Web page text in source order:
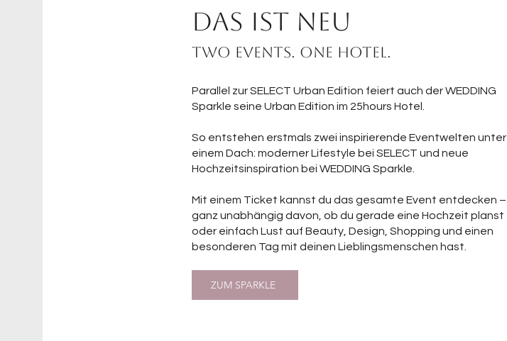
DAS IST NEU
Two events. One hotel.
Parallel zur SELECT Urban Edition feiert auch der WEDDING
Sparkle seine Urban Edition im 25hours Hotel.
So entstehen erstmals zwei inspirierende Eventwelten unter
einem Dach: moderner Lifestyle bei SELECT und neue
Hochzeitsinspiration bei WEDDING Sparkle.
Mit einem Ticket kannst du das gesamte Event entdecken –
ganz unabhängig davon, ob du gerade eine Hochzeit planst
oder einfach Lust auf Beauty, Design, Shopping und einen
besonderen Tag mit deinen Lieblingsmenschen hast.
ZUM SPARKLE